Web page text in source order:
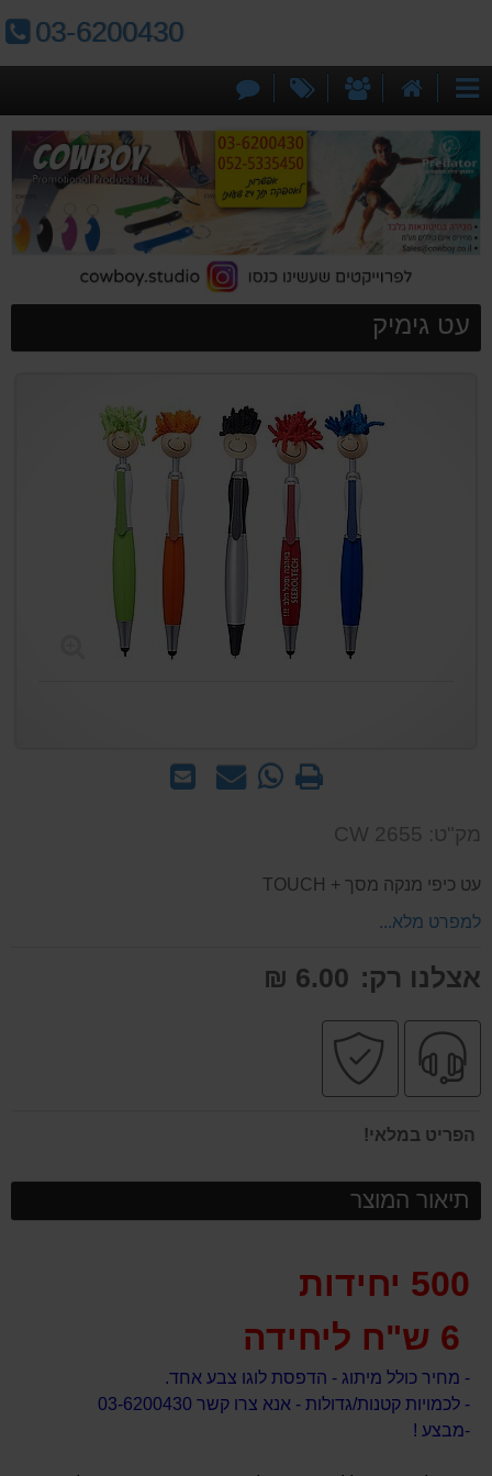
טלפון:
03-6200430
קטגוריות
הבית
אודותינומבצעים
קשר
עט גימיק
שלח
שאל WhatsApp
המוצר
מק"ט: CW 2655
עט כיפי מנקה מסך + TOUCH
למפרט מלא...
אצלנו רק: 6.00 ₪
שירות
מקצועי
הפריט במלאי!
תיאור המוצר
500 יחידות
- מחיר כולל מיתוג - הדפסת לוגו צבע אחד.
- לכמויות קטנות/גדולות - אנא צרו קשר 03-6200430
-מבצע !